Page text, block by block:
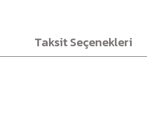
Taksit Seçenekleri